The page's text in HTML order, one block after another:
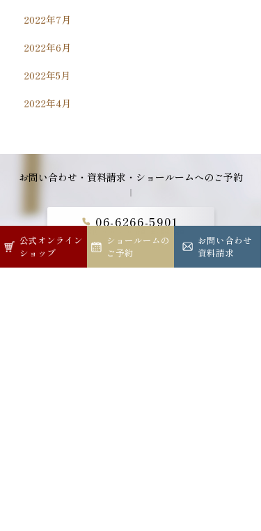
公式オンライン
ショップ
ショールームの
ご予約
お問い合わせ
資料請求
公式オンライン
ショップ
ショールームの
ご予約
お問い合わせ
資料請求
2022年7月
2022年6月
2022年5月
2022年4月
お問い合わせ・資料請求・ショールームへのご予約
06-6266-5901
メールでのお問い合わせ